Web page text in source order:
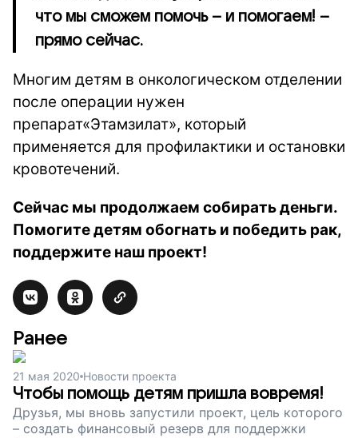
что мы сможем помочь – и помогаем! –
прямо сейчас.
Многим детям в онкологическом отделении
после операции нужен
препарат«Этамзилат», который
применяется для профилактики и остановки
кровотечений.
Сейчас мы продолжаем собирать деньги.
Помогите детям обогнать и победить рак,
поддержите наш проект!
Ранее
21 мая 2020 Новости проекта
Чтобы помощь детям пришла вовремя!
Друзья, мы вновь запустили проект, цель которого
– создать финансовый резерв для поддержки